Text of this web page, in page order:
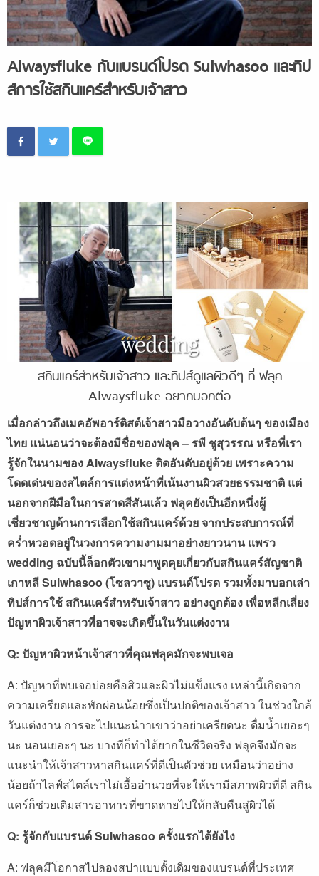
Alwaysfluke กับแบรนด์โปรด Sulwhasoo และทิป
ส์การใช้สกินแคร์สำหรับเจ้าสาว
สกินแคร์สำหรับเจ้าสาว และทิปส์ดูแลผิวดีๆ ที่ ฟลุค
Alwaysfluke อยากบอกต่อ
เมื่อกล่าวถึงเมคอัพอาร์ติสต์เจ้าสาวมือวางอันดับต้นๆ ของเมือง
ไทย แน่นอนว่าจะต้องมีชื่อของฟลุค – รพี ชูสุวรรณ หรือที่เรา
รู้จักในนามของ Alwaysfluke ติดอันดับอยู่ด้วย เพราะความ
โดดเด่นของสไตล์การแต่งหน้าที่เน้นงานผิวสวยธรรมชาติ แต่
นอกจากฝีมือในการสาดสีสันแล้ว ฟลุคยังเป็นอีกหนึ่งผู้
เชี่ยวชาญด้านการเลือกใช้สกินแคร์ด้วย จากประสบการณ์ที่
คร่ำหวอดอยู่ในวงการความงามมาอย่างยาวนาน แพรว
wedding ฉบับนี้ล็อกตัวเขามาพูดคุยเกี่ยวกับสกินแคร์สัญชาติ
เกาหลี Sulwhasoo (โซลวาซู) แบรนด์โปรด รวมทั้งมาบอกเล่า
ทิปส์การใช้ สกินแคร์สำหรับเจ้าสาว อย่างถูกต้อง เพื่อหลีกเลี่ยง
ปัญหาผิวเจ้าสาวที่อาจจะเกิดขึ้นในวันแต่งงาน
Q: ปัญหาผิวหน้าเจ้าสาวที่คุณฟลุคมักจะพบเจอ
A: ปัญหาที่พบเจอบ่อยคือสิวและผิวไม่แข็งแรง เหล่านี้เกิดจาก
ความเครียดและพักผ่อนน้อยซึ่งเป็นปกติของเจ้าสาว ในช่วงใกล้
วันแต่งงาน การจะไปแนะนำาเขาว่าอย่าเครียดนะ ดื่มน้ำเยอะๆ
นะ นอนเยอะๆ นะ บางทีก็ทำได้ยากในชีวิตจริง ฟลุคจึงมักจะ
แนะนำให้เจ้าสาวหาสกินแคร์ที่ดีเป็นตัวช่วย เหมือนว่าอย่าง
น้อยถ้าไลฟ์สไตล์เราไม่เอื้ออำนวยที่จะให้เรามีสภาพผิวที่ดี สกิน
แคร์ก็ช่วยเติมสารอาหารที่ขาดหายไปให้กลับคืนสู่ผิวได้
Q: รู้จักกับแบรนด์ Sulwhasoo ครั้งแรกได้ยังไง
A: ฟลุคมีโอกาสไปลองสปาแบบดั้งเดิมของแบรนด์ที่ประเทศ